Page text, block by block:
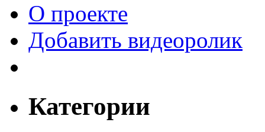
О проекте
Добавить видеоролик
Категории